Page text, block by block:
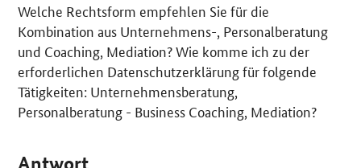
Welche Rechtsform empfehlen Sie für die
Kombination aus Unternehmens-, Personalberatung
und Coaching, Mediation? Wie komme ich zu der
erforderlichen Datenschutzerklärung für folgende
Tätigkeiten: Unternehmensberatung,
Personalberatung - Business Coaching, Mediation?